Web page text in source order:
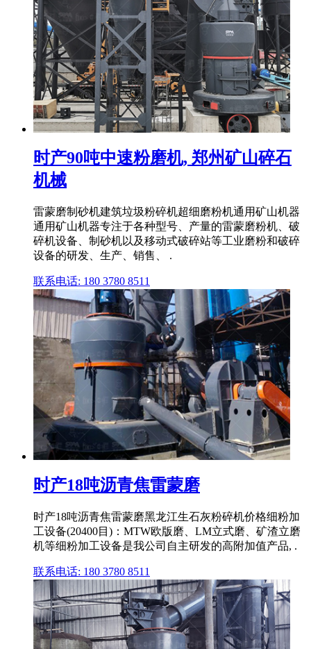
时产90吨中速粉磨机, 郑州矿山碎石
机械
雷蒙磨制砂机建筑垃圾粉碎机超细磨粉机通用矿山机器
通用矿山机器专注于各种型号、产量的雷蒙磨粉机、破
碎机设备、制砂机以及移动式破碎站等工业磨粉和破碎
设备的研发、生产、销售、 .
联系电话: 180 3780 8511
时产18吨沥青焦雷蒙磨
时产18吨沥青焦雷蒙磨黑龙江生石灰粉碎机价格细粉加
工设备(20400目)：MTW欧版磨、LM立式磨、矿渣立磨
机等细粉加工设备是我公司自主研发的高附加值产品, .
联系电话: 180 3780 8511